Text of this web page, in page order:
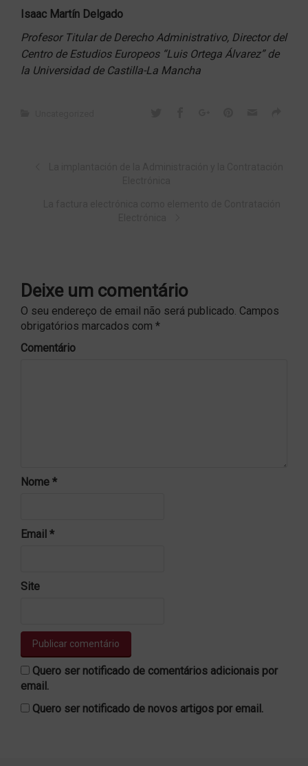
Isaac Martín Delgado
Profesor Titular de Derecho Administrativo, Director del
Centro de Estudios Europeos “Luis Ortega Álvarez” de
la Universidad de Castilla-La Mancha
Deixe um comentário
O seu endereço de email não será publicado. Campos
obrigatórios marcados com *
Comentário
Nome *
Email *
Site
Quero ser notificado de comentários adicionais por
email.
Quero ser notificado de novos artigos por email.